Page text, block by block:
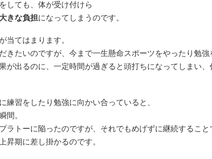
しても、体が受け付けら
きな負担になってしまうのです。
当てはまります。
きたいのですが、今まで一生懸命スポーツをやったり勉強
が出るのに、一定時間が過ぎると頭打ちになってしまい、
練習をしたり勉強に向かい合っていると、
間。
ラトーに陥ったのですが、それでもめげずに継続すること
昇期に差し掛かるのです。